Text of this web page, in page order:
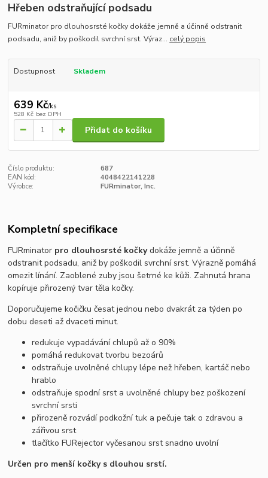
Hřeben odstraňující podsadu
FURminator pro dlouhosrsté kočky dokáže jemně a účinně odstranit
podsadu, aniž by poškodil svrchní srst. Výraz... celý popis
Dostupnost Skladem
639 Kč/ks
528 Kč bez DPH
Přidat do košíku
Číslo produktu:
687
EAN kód:
4048422141228
Výrobce:
FURminator, Inc.
Kompletní specifikace
FURminator pro dlouhosrsté kočkydokáže jemně a účinně
odstranit podsadu, aniž by poškodil svrchní srst. Výrazně pomáhá
omezit línání. Zaoblené zuby jsou šetrné ke kůži. Zahnutá hrana
kopíruje přirozený tvar těla kočky.
Doporučujeme kočičku česat jednou nebo dvakrát za týden po
dobu deseti až dvaceti minut.
redukuje vypadávání chlupů až o 90%
pomáhá redukovat tvorbu bezoárů
odstraňuje uvolněné chlupy lépe než hřeben, kartáč nebo
hrablo
odstraňuje spodní srst a uvolněné chlupy bez poškození
svrchní srsti
přirozeně rozvádí podkožní tuk a pečuje tak o zdravou a
zářivou srst
tlačítko FURejector vyčesanou srst snadno uvolní
Určen pro menší kočky s dlouhou srstí.